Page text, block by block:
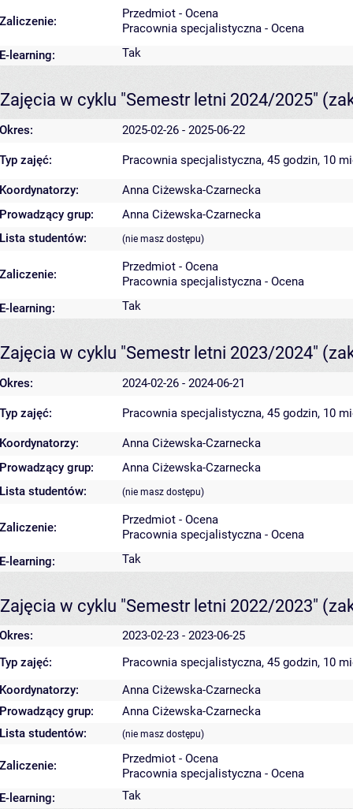
Zaliczenie:
Przedmiot - Ocena
Pracownia specjalistyczna - Ocena
E-learning:
Tak
Zajęcia w cyklu "Semestr letni 2024/2025"
Okres: 2025-02-26 - 2025-06-22
Typ zajęć: Pracownia specjalistyczna, 45 godzin, 10
Koordynatorzy:
Anna Ciżewska-Czarnecka
Prowadzący grup:
Anna Ciżewska-Czarnecka
Lista studentów:
(nie masz dostępu)
Zaliczenie:
Przedmiot - Ocena
Pracownia specjalistyczna - Ocena
E-learning:
Tak
Zajęcia w cyklu "Semestr letni 2023/2024"
Okres: 2024-02-26 - 2024-06-21
Typ zajęć: Pracownia specjalistyczna, 45 godzin, 10
Koordynatorzy:
Anna Ciżewska-Czarnecka
Prowadzący grup:
Anna Ciżewska-Czarnecka
Lista studentów:
(nie masz dostępu)
Zaliczenie:
Przedmiot - Ocena
Pracownia specjalistyczna - Ocena
E-learning:
Tak
Zajęcia w cyklu "Semestr letni 2022/2023"
Okres:
2023-02-23 - 2023-06-25
Typ zajęć:
Pracownia specjalistyczna, 45 godzin, 10
Koordynatorzy:
Anna Ciżewska-Czarnecka
Prowadzący grup:
Anna Ciżewska-Czarnecka
Lista studentów:
(nie masz dostępu)
Zaliczenie:
Przedmiot - Ocena
Pracownia specjalistyczna - Ocena
E-learning:
Tak